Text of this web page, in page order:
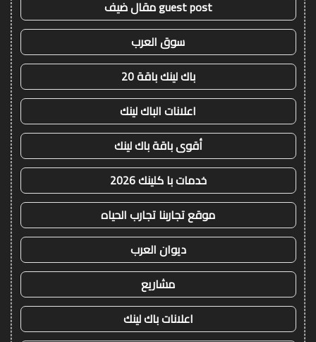
guest post مقال ضيف
سوق العرب
باك لينك باقة 20
اعلانات الباك لينك
أقوى باقة باك لينك
خدمات با كلينك 2026
موقع تجاربنا تجارب الحياه
ديوان العرب
مشاريع
اعلانات باك لينك